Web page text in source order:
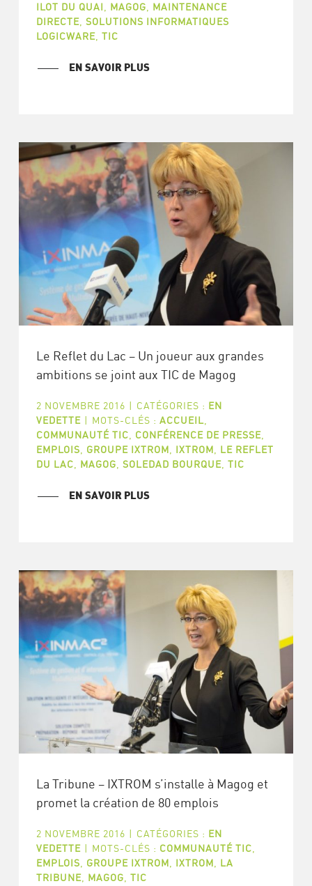
ILOT DU QUAI
MAGOG
MAINTENANCE
DIRECTE, SOLUTIONS INFORMATIQUES
LOGICWARE, TIC
EN SAVOIR PLUS
Le Reflet du Lac – Un joueur aux grandes
ambitions se joint aux TIC de Magog
2 NOVEMBRE 2016 | CATÉGORIES : EN
VEDETTE | MOTS-CLÉS : ACCUEIL
COMMUNAUTÉ TIC
CONFÉRENCE DE PRESSE,
EMPLOIS
GROUPE IXTROM IXTROM
LE REFLET
DU LAC
MAGOG SOLEDAD BOURQUE, TIC
EN SAVOIR PLUS
La Tribune – IXTROM s’installe à Magog et
promet la création de 80 emplois
2 NOVEMBRE 2016 | CATÉGORIES : EN
VEDETTE | MOTS-CLÉS : COMMUNAUTÉ TIC
EMPLOIS
GROUPE IXTROM IXTROM
LA
TRIBUNE, MAGOG TIC